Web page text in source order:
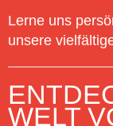
Lerne uns
unsere
WELT